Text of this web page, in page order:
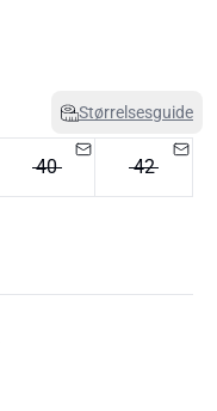
Størrelsesguide
40 42